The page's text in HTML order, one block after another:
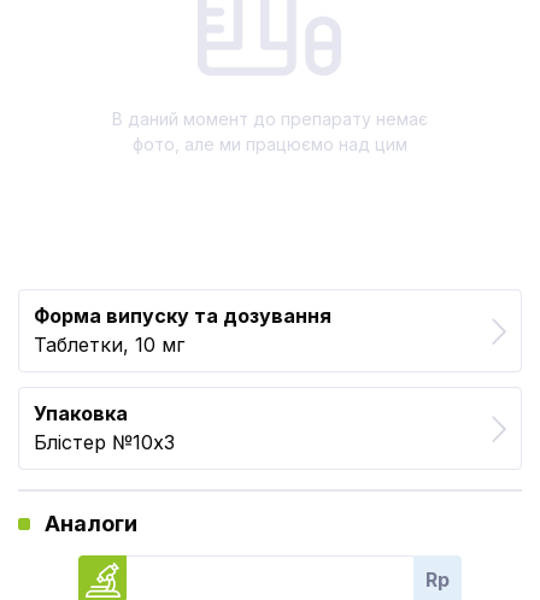
В даний момент до препарату немає
фото, але ми працюємо над цим
Форма випуску та дозування
Таблетки, 10 мг
Упаковка
Блістер №10x3
Аналоги
Rp